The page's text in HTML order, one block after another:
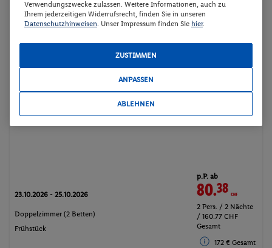
Sonesta Hotel El Olivar Lima
23.10.2026 - 25.10.2026
Doppelzimmer (2 Betten)
Frühstück
p.P. ab
80.38CHF
2 Pers. / 2 Nächte
/ 160.77 CHF
Gesamt
172 € Gesamt
Verwendungszwecke zulassen. Weitere Informationen, auch zu
Ihrem jederzeitigen Widerrufsrecht, finden Sie in unseren
Datenschutzhinweisen. Unser Impressum finden Sie hier.
ZUSTIMMEN
ANPASSEN
ABLEHNEN